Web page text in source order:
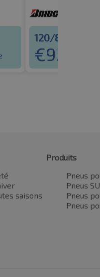
120/80-12 65J
€95.81
saisons
Produits
Pneus
Pneus
Pneus
Pneus